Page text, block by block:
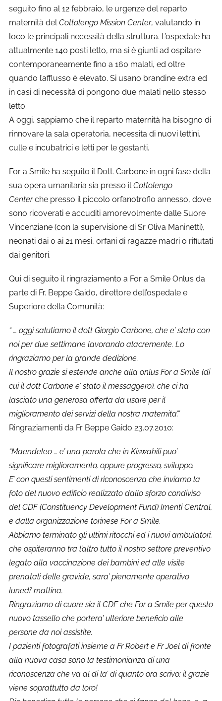
seguito fino al 12 febbraio, le urgenze del reparto
maternità del Cottolengo Mission Center, valutando in
loco le principali necessità della struttura. L’ospedale ha
attualmente 140 posti letto, ma si è giunti ad ospitare
contemporaneamente fino a 160 malati, ed oltre
quando l’afflusso è elevato. Si usano brandine extra ed
in casi di necessità di pongono due malati nello stesso
letto.
A oggi, sappiamo che il reparto maternità ha bisogno di
rinnovare la sala operatoria, necessita di nuovi lettini,
culle e incubatrici e letti per le gestanti.
For a Smile ha seguito il Dott. Carbone in ogni fase della
sua opera umanitaria sia presso il Cottolengo
Centerche presso il piccolo orfanotrofio annesso, dove
sono ricoverati e accuditi amorevolmente dalle Suore
Vincenziane (con la supervisione di Sr Oliva Maninetti),
neonati dai 0 ai 21 mesi, orfani di ragazze madri o rifiutati
dai genitori.
Qui di seguito il ringraziamento a For a Smile Onlus da
parte di Fr. Beppe Gaido, direttore dell’ospedale e
Superiore della Comunità:
“ … oggi salutiamo il dott Giorgio Carbone, che e’ stato con
noi per due settimane lavorando alacremente. Lo
ringraziamo per la grande dedizione.
Il nostro grazie si estende anche alla onlus For a Smile (di
cui il dott Carbone e’ stato il messaggero), che ci ha
lasciato una generosa offerta da usare per il
miglioramento dei servizi della nostra maternita’.”
Ringraziamenti da Fr Beppe Gaido 23.07.2010:
“Maendeleo … e’ una parola che in Kiswahili puo’
significare miglioramento, oppure progresso, sviluppo.
E’ con questi sentimenti di riconoscenza che inviamo la
foto del nuovo edificio realizzato dallo sforzo condiviso
del CDF (Constituency Development Fund) Imenti Central,
e dalla organizzazione torinese For a Smile.
Abbiamo terminato gli ultimi ritocchi ed i nuovi ambulatori,
che ospiteranno tra l’altro tutto il nostro settore preventivo
legato alla vaccinazione dei bambini ed alle visite
prenatali delle gravide, sara’ pienamente operativo
lunedi’ mattina.
Ringraziamo di cuore sia il CDF che For a Smile per questo
nuovo tassello che portera’ ulteriore beneficio alle
persone da noi assistite.
I pazienti fotografati insieme a Fr Robert e Fr Joel di fronte
alla nuova casa sono la testimonianza di una
riconoscenza che va al di la’ di quanto ora scrivo: il grazie
viene soprattutto da loro!